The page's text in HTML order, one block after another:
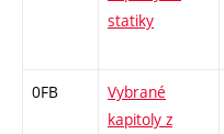
statiky
0FB
Vybrané
kapitoly z